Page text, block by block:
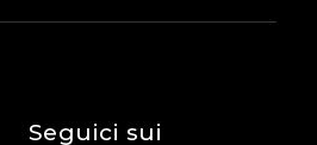
Seguici sui